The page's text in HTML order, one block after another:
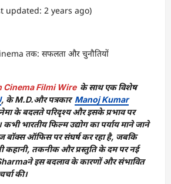
updated: 2 years ago)
Filmi Wire के साथ एक विशेष
, के M.D.और पत्रकार Manoj Kumar
के बदलते परिदृश्य और इसके प्रभाव पर
भारतीय फिल्म उद्योग का पर्याय माने जाने
ऑफिस पर संघर्ष कर रहा है, जबकि
तकनीक और प्रस्तुति के दम पर नई
इस बदलाव के कारणों और संभावित
की।